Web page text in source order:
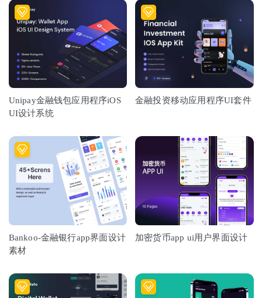
Unipay金融钱包应用程序iOS
UI设计系统
金融投资移动应用程序UI套件
Bankoo-金融银行app界面设计
素材
加密货币app ui用户界面设计